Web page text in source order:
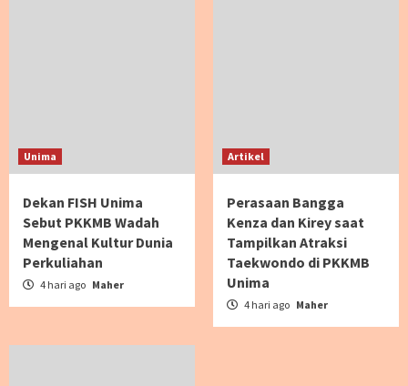
Unima
Dekan FISH Unima
Sebut PKKMB Wadah
Mengenal Kultur Dunia
Perkuliahan
4 hari ago Maher
Artikel
Perasaan Bangga
Kenza dan Kirey saat
Tampilkan Atraksi
Taekwondo di PKKMB
Unima
4 hari ago Maher